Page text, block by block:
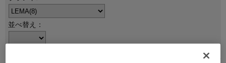
MAGAZINE
SUPPORT
並べ替え：
件あります